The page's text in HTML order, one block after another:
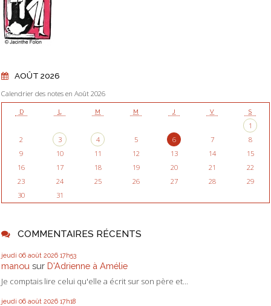
AOÛT 2026
Calendrier des notes en Août 2026
D L M M J V S
1
2
3 4 5 6 7
8
9
10 11 12 13 14
15
16
17 18 19 20 21
22
23
24 25 26 27 28
29
30
31
COMMENTAIRES RÉCENTS
jeudi 06 août 2026 17h53
manou sur D'Adrienne à Amélie
Je comptais lire celui qu'elle a écrit sur son père et...
jeudi 06 août 2026 17h18